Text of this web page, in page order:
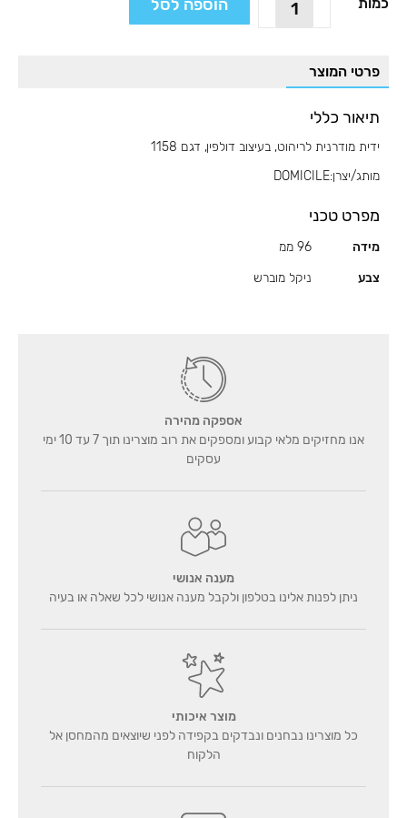
לריהוט,
דולפין,
הוספה לסל
פרטי המוצר
תיאור כללי
ידית מודרנית לריהוט, בעיצוב דולפין, דגם 1158
מותג/יצרן:DOMICILE
מפרט טכני
מידה
96 ממ
צבע
ניקל מוברש
אספקה מהירה
אנו מחזיקים מלאי קבוע ומספקים את רוב מוצרינו תוך 7 עד 10 ימי
עסקים
מענה אנושי
ניתן לפנות אלינו בטלפון ולקבל מענה אנושי לכל שאלה או בעיה
מוצר איכותי
כל מוצרינו נבחנים ונבדקים בקפידה לפני שיוצאים מהמחסן אל
הלקוח